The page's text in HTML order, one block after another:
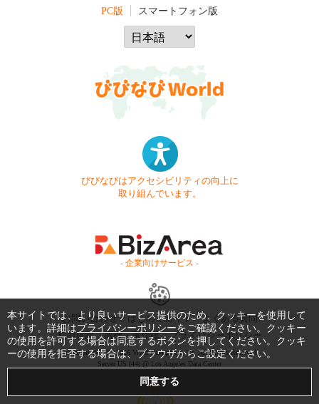
PC版 スマートフォン版
びびなびはアクセシビリティの向上に
取り組んでいます。
- 企業向けサービス -
お問い合わせ はじめてガイド
よくある質問
利用規約
商標・著作権 プライバシーポリシー
Copyright © 1999-2026 Vivid Navigation, Inc. All Rights Reserved.
Server US (44) @ Los Angeles Data Center
本サイトでは、より良いサービス提供のため、クッキーを使用して
います。詳細はプライバシーポリシーをご確認ください。クッキー
の使用を許可する場合は同意するボタンを押してください。クッキ
ーの使用を拒否する場合は、ブラウザからご設定ください。